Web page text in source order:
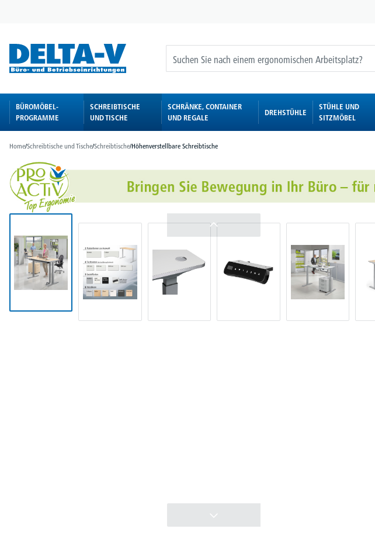
BÜROMÖBEL-
PROGRAMME
SCHREIBTISCHE
UND TISCHE
SCHRÄNKE, CONTAINER
UND REGALE
DREHSTÜHLE
STÜHLE UND
SITZMÖBEL
Home/Schreibtische und Tische/Schreibtische/Höhenverstellbare Schreibtische